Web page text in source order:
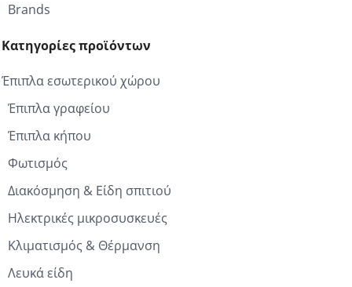
Brands
Κατηγορίες προϊόντων
Έπιπλα εσωτερικού χώρου
Έπιπλα γραφείου
Έπιπλα κήπου
Φωτισμός
Διακόσμηση & Είδη σπιτιού
Ηλεκτρικές μικροσυσκευές
Κλιματισμός & Θέρμανση
Λευκά είδη